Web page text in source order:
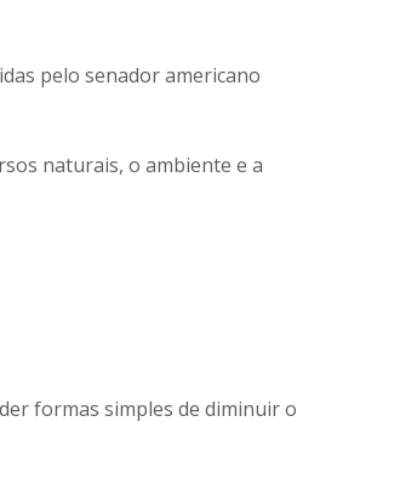
pelo senador americano
naturais, o ambiente e a
formas simples de diminuir o